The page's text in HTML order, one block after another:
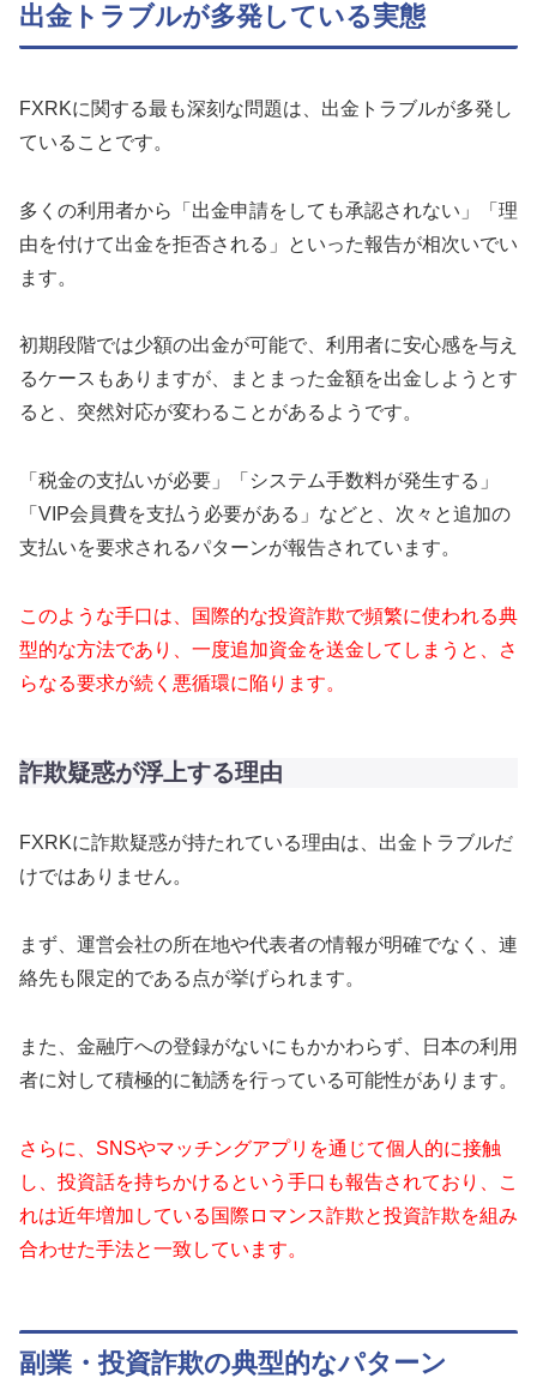
出金トラブルが多発している実態
FXRKに関する最も深刻な問題は、出金トラブルが多発し
ていることです。
多くの利用者から「出金申請をしても承認されない」「理
由を付けて出金を拒否される」といった報告が相次いでい
ます。
初期段階では少額の出金が可能で、利用者に安心感を与え
るケースもありますが、まとまった金額を出金しようとす
ると、突然対応が変わることがあるようです。
「税金の支払いが必要」「システム手数料が発生する」
「VIP会員費を支払う必要がある」などと、次々と追加の
支払いを要求されるパターンが報告されています。
このような手口は、国際的な投資詐欺で頻繁に使われる典
型的な方法であり、一度追加資金を送金してしまうと、さ
らなる要求が続く悪循環に陥ります。
詐欺疑惑が浮上する理由
FXRKに詐欺疑惑が持たれている理由は、出金トラブルだ
けではありません。
まず、運営会社の所在地や代表者の情報が明確でなく、連
絡先も限定的である点が挙げられます。
また、金融庁への登録がないにもかかわらず、日本の利用
者に対して積極的に勧誘を行っている可能性があります。
さらに、SNSやマッチングアプリを通じて個人的に接触
し、投資話を持ちかけるという手口も報告されており、こ
れは近年増加している国際ロマンス詐欺と投資詐欺を組み
合わせた手法と一致しています。
副業・投資詐欺の典型的なパターン